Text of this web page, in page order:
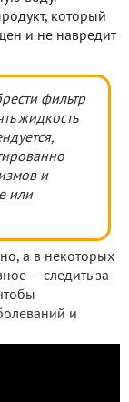
который
и не навредит
фильтр
жидкость
и
или
а в некоторых
— следить за
и